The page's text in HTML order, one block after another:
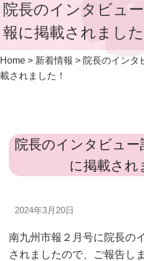
院長のインタビュ
報に掲載されました
Home > 新着情報 > 院長のインタ
載されました！
院長のインタビュー
に掲載され
2024年3月20日
南九州市報２月号に院長の
されましたので、ご報告しま